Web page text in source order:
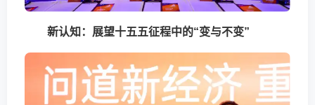
新认知：展望十五五征程中的“变与不变”